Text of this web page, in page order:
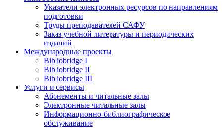
Указатели электронных ресурсов по направлениям
подготовки
Труды преподавателей САФУ
Заказ учебной литературы и периодических
изданий
Международные проекты
Bibliobridge I
Bibliobridge II
Bibliobridge III
Услуги и сервисы
Абонементы и читальные залы
Электронные читальные залы
Информационно-библиографическое
обслуживание